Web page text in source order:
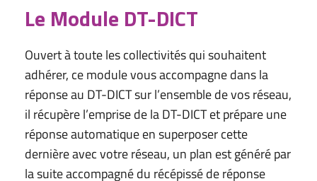
Le Module DT-DICT
Ouvert à toute les collectivités qui souhaitent
adhérer, ce module vous accompagne dans la
réponse au DT-DICT sur l’ensemble de vos réseau,
il récupère l’emprise de la DT-DICT et prépare une
réponse automatique en superposer cette
dernière avec votre réseau, un plan est généré par
la suite accompagné du récépissé de réponse